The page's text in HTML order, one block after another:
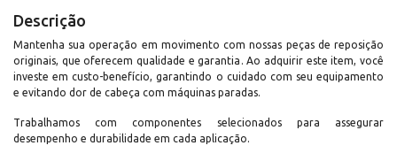
Descrição
Mantenha sua operação em movimento com nossas peças de reposição
originais, que oferecem qualidade e garantia. Ao adquirir este item, você
investe em custo-benefício, garantindo o cuidado com seu equipamento
e evitando dor de cabeça com máquinas paradas.
Trabalhamos com componentes selecionados para assegurar
desempenho e durabilidade em cada aplicação.